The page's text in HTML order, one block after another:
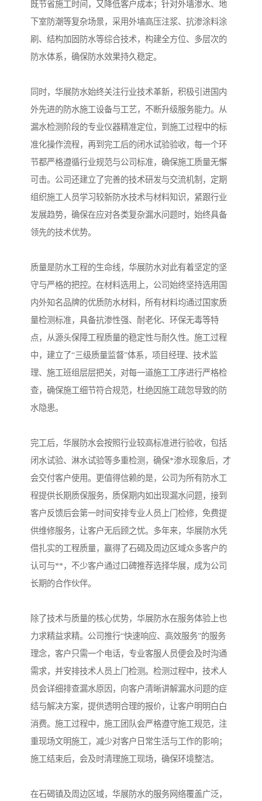
既节省施工时间，又降低客户成本；针对外墙渗水、地
下室防潮等复杂场景，采用外墙高压注浆、抗渗涂料涂
刷、结构加固防水等综合技术，构建全方位、多层次的
防水体系，确保防水效果持久稳定。
同时，华展防水始终关注行业技术革新，积极引进国内
外先进的防水施工设备与工艺，不断升级服务能力。从
漏水检测阶段的专业仪器精准定位，到施工过程中的标
准化操作流程，再到完工后的闭水试验验收，每一个环
节都严格遵循行业规范与公司标准，确保施工质量无懈
可击。公司还建立了完善的技术研发与交流机制，定期
组织施工人员学习较新防水技术与材料知识，紧跟行业
发展趋势，确保在应对各类复杂漏水问题时，始终具备
领先的技术优势。
质量是防水工程的生命线，华展防水对此有着坚定的坚
守与严格的把控。在材料选用上，公司始终坚持选用国
内外知名品牌的优质防水材料，所有材料均通过国家质
量检测标准，具备抗渗性强、耐老化、环保无毒等特
点，从源头保障工程质量的稳定性与耐久性。施工过程
中，建立了“三级质量监督”体系，项目经理、技术监
理、施工班组层层把关，对每一道施工工序进行严格检
查，确保施工细节符合规范，杜绝因施工疏忽导致的防
水隐患。
完工后，华展防水会按照行业较高标准进行验收，包括
闭水试验、淋水试验等多重检测，确保*渗水现象后，才
会交付客户使用。更值得信赖的是，公司为所有防水工
程提供长期质保服务，质保期内如出现漏水问题，接到
客户反馈后会第一时间安排专业人员上门检修，免费提
供维修服务，让客户无后顾之忧。多年来，华展防水凭
借扎实的工程质量，赢得了石碣及周边区域众多客户的
认可与**，不少客户通过口碑推荐选择华展，成为公司
长期的合作伙伴。
除了技术与质量的核心优势，华展防水在服务体验上也
力求精益求精。公司推行“快速响应、高效服务”的服务
理念，客户只需一个电话，专业客服人员便会及时沟通
需求，并安排技术人员上门检测。检测过程中，技术人
员会详细排查漏水原因，向客户清晰讲解漏水问题的症
结与解决方案，提供透明合理的报价，让客户明明白白
消费。施工过程中，施工团队会严格遵守施工规范，注
重现场文明施工，减少对客户日常生活与工作的影响；
施工结束后，会及时清理施工现场，确保环境整洁。
在石碣镇及周边区域，华展防水的服务网络覆盖广泛，